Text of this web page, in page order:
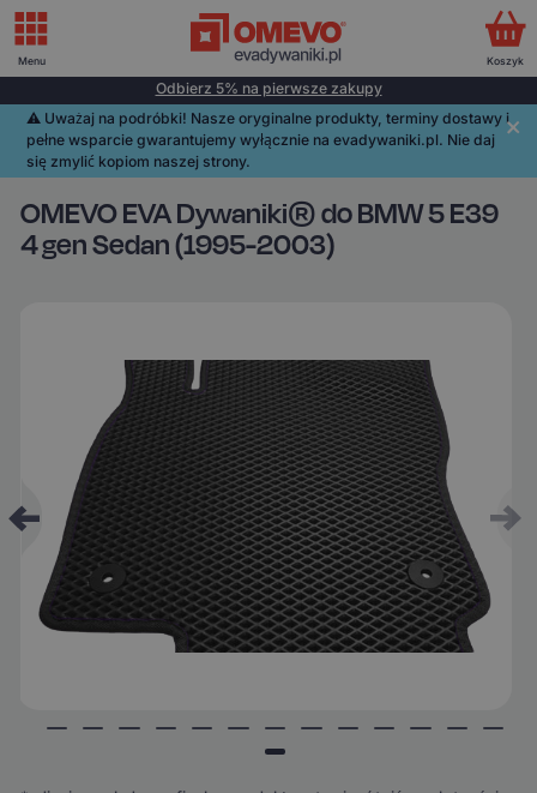
Odbierz 5% na pierwsze zakupy
⚠️️ Uważaj na podróbki! Nasze oryginalne produkty, terminy dostawy i
pełne wsparcie gwarantujemy wyłącznie na evadywaniki.pl. Nie daj
się zmylić kopiom naszej strony.
OMEVO EVA Dywaniki® do BMW 5 E39
4 gen Sedan (1995-2003)
Menu Koszyk